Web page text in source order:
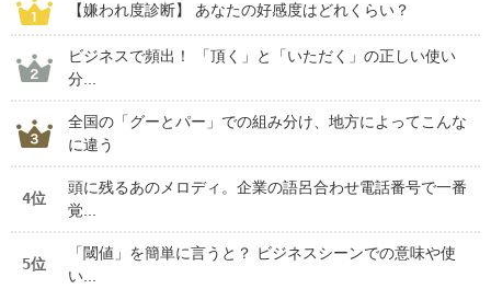
【嫌われ度診断】 あなたの好感度はどれくらい？
ビジネスで頻出！ 「頂く」と「いただく」の正しい使い
分...
全国の「グーとパー」での組み分け、地方によってこんな
に違う
4位
頭に残るあのメロディ。企業の語呂合わせ電話番号で一番
覚...
5位
「閾値」を簡単に言うと？ ビジネスシーンでの意味や使
い...